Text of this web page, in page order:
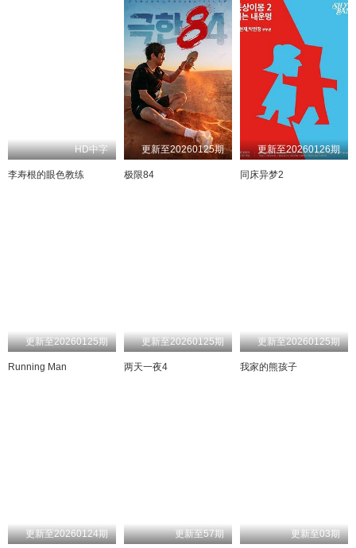
HD中字
李寿根的眼色教练
更新至20260125期
极限84
更新至20260126期
同床异梦2
更新至20260125期
Running Man
更新至20260125期
两天一夜4
更新至20260125期
我家的熊孩子
更新至20260124期 更新至57期 更新至03期